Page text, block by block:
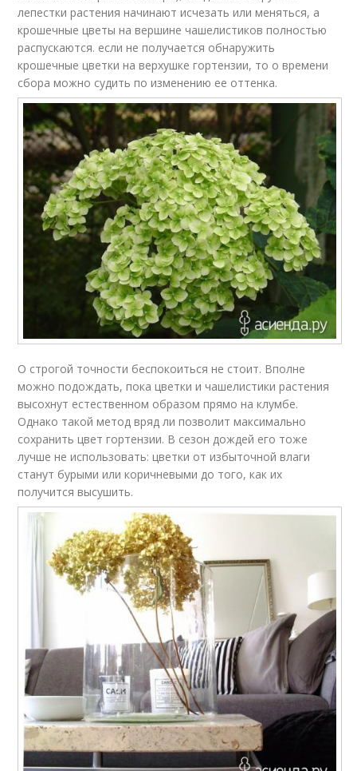
лепестки растения начинают исчезать или меняться, а
крошечные цветы на вершине чашелистиков полностью
распускаются. если не получается обнаружить
крошечные цветки на верхушке гортензии, то о времени
сбора можно судить по изменению ее оттенка.
О строгой точности беспокоиться не стоит. Вполне
можно подождать, пока цветки и чашелистики растения
высохнут естественном образом прямо на клумбе.
Однако такой метод вряд ли позволит максимально
сохранить цвет гортензии. В сезон дождей его тоже
лучше не использовать: цветки от избыточной влаги
станут бурыми или коричневыми до того, как их
получится высушить.